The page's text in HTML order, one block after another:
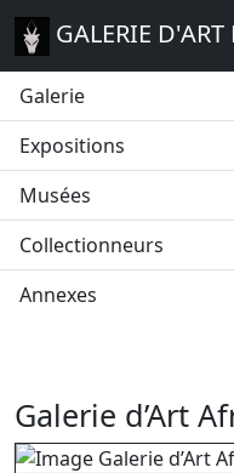
GALERIE
Galerie
Expositions
Musées
Collectionneurs
Annexes
Galerie d’Art